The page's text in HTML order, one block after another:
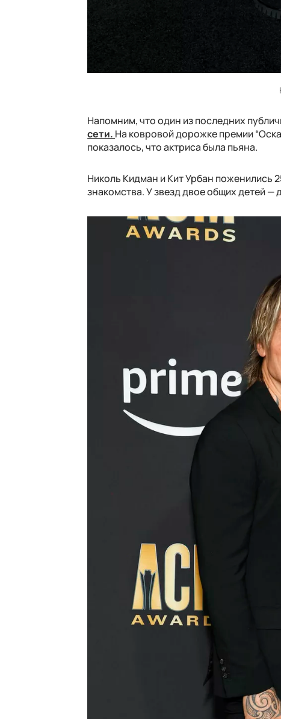
Напомним, что один из последних
сети. На ковровой дорожке премии
показалось, что актриса была пьяна.
Николь Кидман и Кит Урбан поженились
знакомства. У звезд двое общих детей —